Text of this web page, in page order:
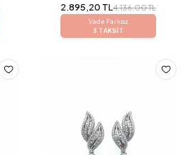
2.895,20 TL4.136,00 TL
Vade Farksız
3 TAKSİT